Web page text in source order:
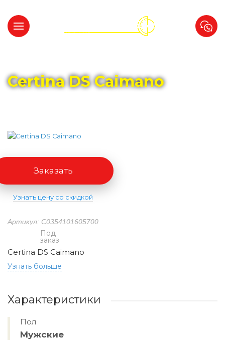
Certina DS Caimano
Артикул: C0354101605700
Под
заказ
Certina DS Caimano
Узнать больше
Заказать
Узнать цену со скидкой
Характеристики
Пол
Мужские